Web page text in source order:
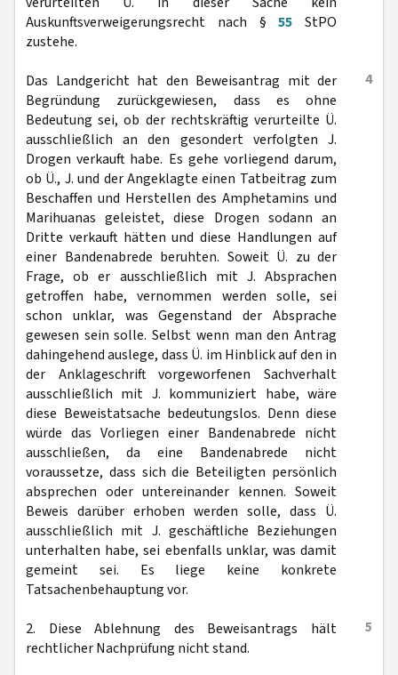
Auskunftsverweigerungsrecht nach §55 StPO
zustehe.
4
Das Landgericht hat den Beweisantrag mit der
Begründung zurückgewiesen, dass es ohne
Bedeutung sei, ob der rechtskräftig verurteilte Ü.
ausschließlich an den gesondert verfolgten J.
Drogen verkauft habe. Es gehe vorliegend darum,
ob Ü., J. und der Angeklagte einen Tatbeitrag zum
Beschaffen und Herstellen des Amphetamins und
Marihuanas geleistet, diese Drogen sodann an
Dritte verkauft hätten und diese Handlungen auf
einer Bandenabrede beruhten. Soweit Ü. zu der
Frage, ob er ausschließlich mit J. Absprachen
getroffen habe, vernommen werden solle, sei
schon unklar, was Gegenstand der Absprache
gewesen sein solle. Selbst wenn man den Antrag
dahingehend auslege, dass Ü. im Hinblick auf den in
der Anklageschrift vorgeworfenen Sachverhalt
ausschließlich mit J. kommuniziert habe, wäre
diese Beweistatsache bedeutungslos. Denn diese
würde das Vorliegen einer Bandenabrede nicht
ausschließen, da eine Bandenabrede nicht
voraussetze, dass sich die Beteiligten persönlich
absprechen oder untereinander kennen. Soweit
Beweis darüber erhoben werden solle, dass Ü.
ausschließlich mit J. geschäftliche Beziehungen
unterhalten habe, sei ebenfalls unklar, was damit
gemeint sei. Es liege keine konkrete
Tatsachenbehauptung vor.
5
2. Diese Ablehnung des Beweisantrags hält
rechtlicher Nachprüfung nicht stand.